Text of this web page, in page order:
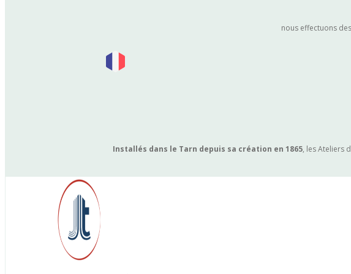
nous effectuons
Installés dans le Tarn depuis sa création en 1865, les Ateliers